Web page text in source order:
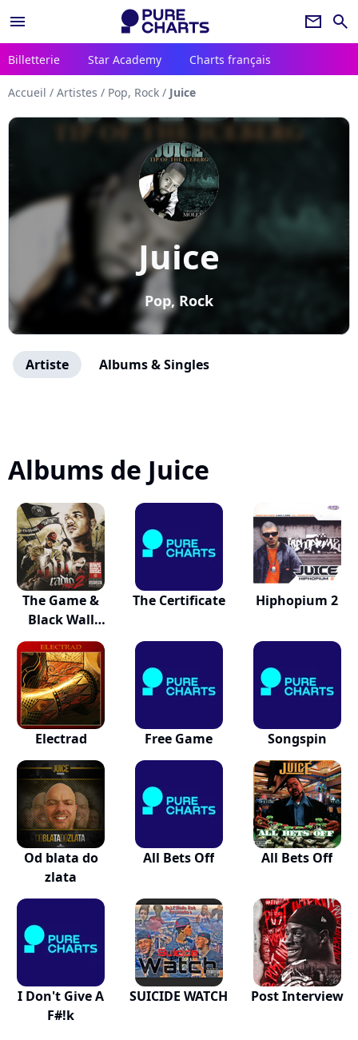
menu newsletter search
Billetterie Star Academy Charts français
Accueil / Artistes / Pop, Rock / Juice
Juice
Pop, Rock
Artiste Albums & Singles
Albums de Juice
The Game &
Black Wall
Street...
The Certificate Hiphopium 2
Electrad Free Game Songspin
Od blata do
zlata
All Bets Off All Bets Off
I Don't Give A
F#!k
SUICIDE WATCH Post Interview